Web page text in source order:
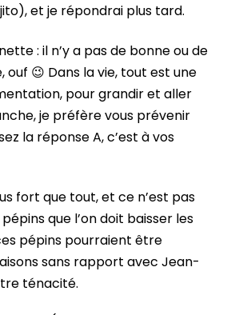
et je répondrai plus tard.
: il n’y a pas de bonne ou de
ouf 😉 Dans la vie, tout est une
pour grandir et aller
je préfère vous prévenir
la réponse A, c’est à vos
fort que tout, et ce n’est pas
que l’on doit baisser les
pépins pourraient être
sans rapport avec Jean-
ténacité.